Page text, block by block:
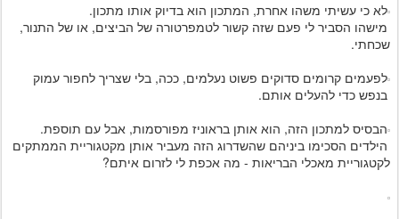
לא כי עשיתי משהו אחרת, המתכון הוא בדיוק אותו מתכון.
מישהו הסביר לי פעם שזה קשור לטמפרטורה של הביצים, או של התנור,
שכחתי.
לפעמים קרומים סדוקים פשוט נעלמים, ככה, בלי שצריך לחפור עמוק
בנפש כדי להעלים אותם.
הבסיס למתכון הזה, הוא אותן בראוניז מפורסמות, אבל עם תוספת.
הילדים הסכימו ביניהם שהשדרוג הזה מעביר אותן מקטגוריית הממתקים
לקטגוריית מאכלי הבריאות - מה אכפת לי לזרום איתם?